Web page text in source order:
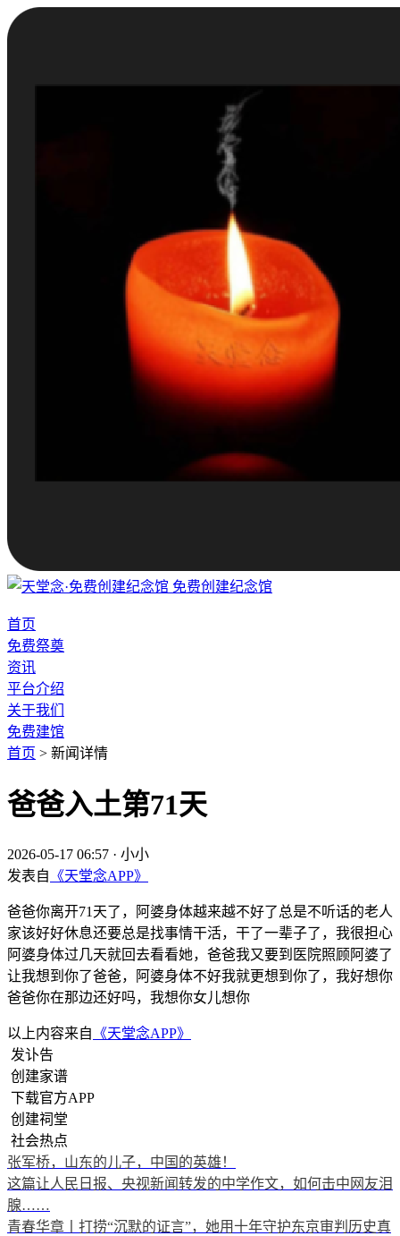
免费创建纪念馆
首页
免费祭奠
资讯
平台介绍
关于我们
免费建馆
首页 > 新闻详情
爸爸入土第71天
2026-05-17 06:57 · 小小
发表自 《天堂念APP》
爸爸你离开71天了，阿婆身体越来越不好了总是不听话的老人
家该好好休息还要总是找事情干活，干了一辈子了，我很担心
阿婆身体过几天就回去看看她，爸爸我又要到医院照顾阿婆了
让我想到你了爸爸，阿婆身体不好我就更想到你了，我好想你
爸爸你在那边还好吗，我想你女儿想你
以上内容来自 《天堂念APP》
发讣告
创建家谱
下载官方APP
创建祠堂
社会热点
张军桥，山东的儿子，中国的英雄！
这篇让人民日报、央视新闻转发的中学作文，如何击中网友泪
腺……
青春华章丨打捞“沉默的证言”，她用十年守护东京审判历史真